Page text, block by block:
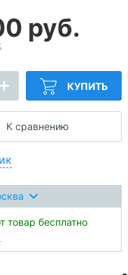
руб.
КУПИТЬ
К сравнению
товар бесплатно